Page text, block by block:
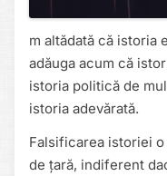
m altădată că istoria
adăuga acum că
istoria politică de
istoria adevărată.
Falsificarea istoriei
de țară, indiferent